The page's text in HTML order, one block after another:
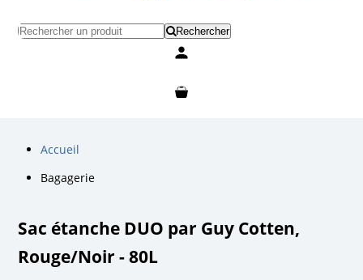
Rechercher
Accueil
Bagagerie
Sac étanche DUO par Guy Cotten,
Rouge/Noir - 80L